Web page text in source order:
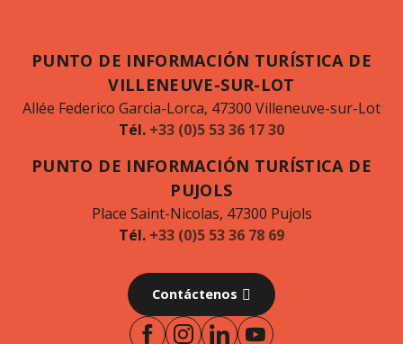
PUNTO DE INFORMACIÓN TURÍSTICA DE
VILLENEUVE-SUR-LOT
Allée Federico Garcia-Lorca, 47300 Villeneuve-sur-Lot
Tél. +33 (0)5 53 36 17 30
PUNTO DE INFORMACIÓN TURÍSTICA DE
PUJOLS
Place Saint-Nicolas, 47300 Pujols
Tél. +33 (0)5 53 36 78 69
Contáctenos